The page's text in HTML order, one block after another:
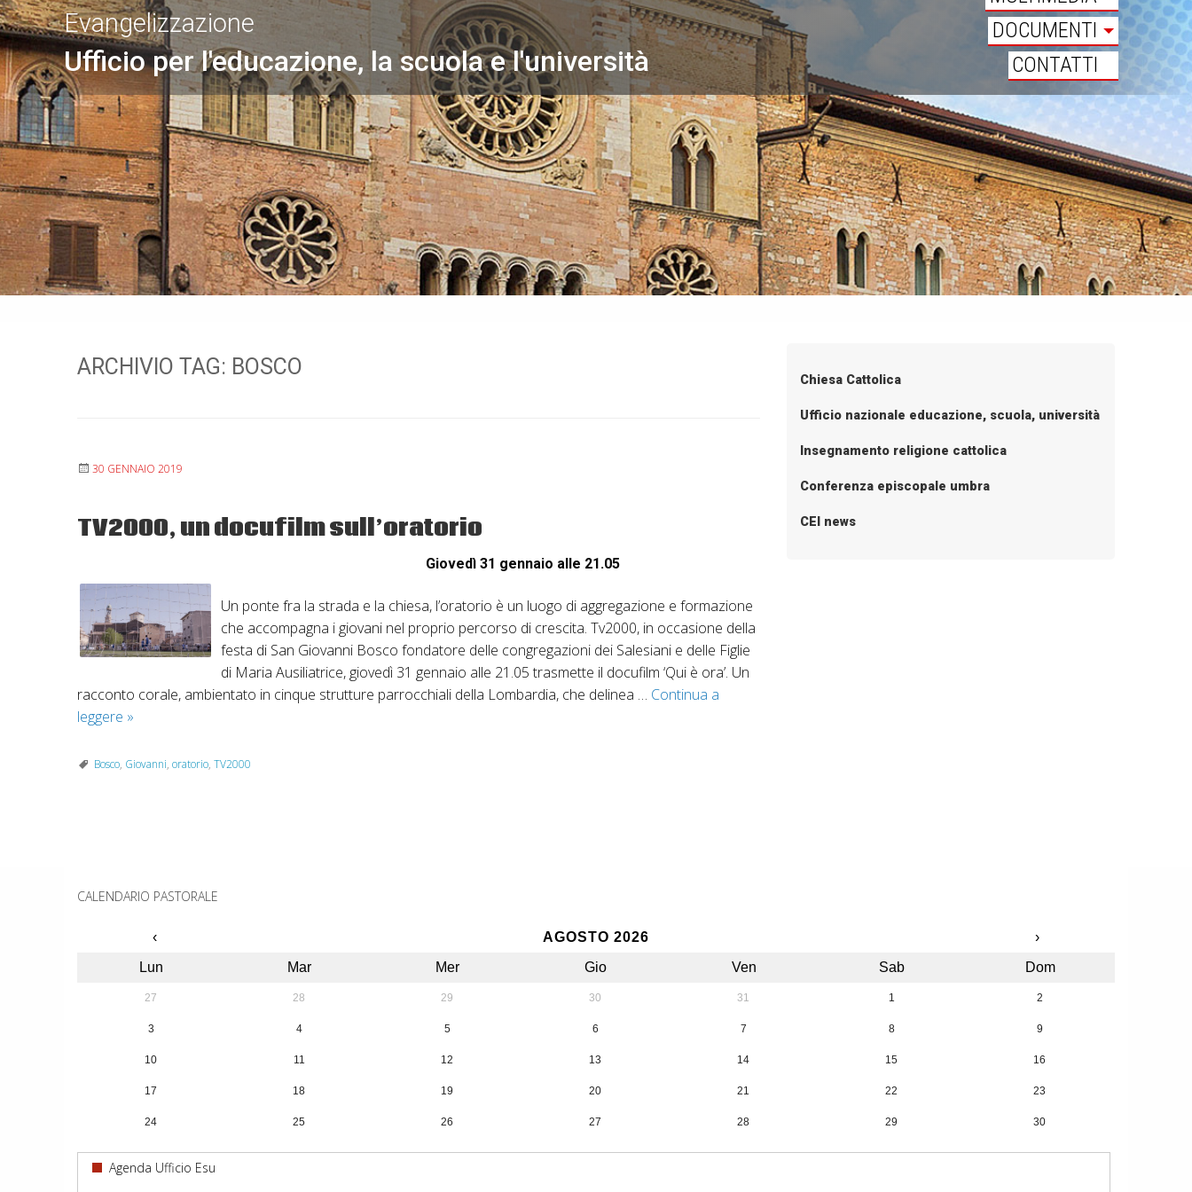
Ufficio per l'educazione, la scuola e l'università
Evangelizzazione
DOCUMENTI
CONTATTI
ARCHIVIO TAG: BOSCO
30 GENNAIO 2019
TV2000, un docufilm sull’oratorio
Giovedì 31 gennaio alle 21.05
Un ponte fra la strada e la chiesa, l’oratorio è un luogo di aggregazione e formazione
che accompagna i giovani nel proprio percorso di crescita. Tv2000, in occasione della
festa di San Giovanni Bosco fondatore delle congregazioni dei Salesiani e delle Figlie
di Maria Ausiliatrice, giovedì 31 gennaio alle 21.05 trasmette il docufilm ‘Qui è ora’. Un
racconto corale, ambientato in cinque strutture parrocchiali della Lombardia, che delinea … Continua a
leggere TV2000,
docufilm
»
Bosco, Giovanni, oratorio, TV2000
o
g
Chiesa Cattolica
Ufficio nazionale educazione, scuola, università
Insegnamento religione cattolica
Conferenza episcopale umbra
CEI news
CALENDARIO PASTORALE
‹ AGOSTO 2026
›
Lun
Mar Mer Gio Ven Sab Dom
27 28 29 30 31 1 2
3 4 5 6 7 8 9
10 11 12 13 14 15 16
17 18 19 20 21 22 23
24 25 26 27 28 29 30
31 1 2 3 4 5 6
Agenda Ufficio Esu